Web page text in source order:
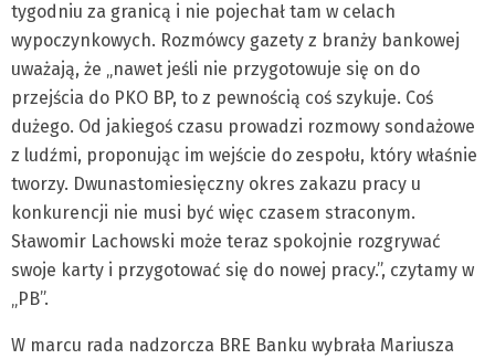
tygodniu za granicą i nie pojechał tam w celach
wypoczynkowych. Rozmówcy gazety z branży bankowej
uważają, że „nawet jeśli nie przygotowuje się on do
przejścia do PKO BP, to z pewnością coś szykuje. Coś
dużego. Od jakiegoś czasu prowadzi rozmowy sondażowe
z ludźmi, proponując im wejście do zespołu, który właśnie
tworzy. Dwunastomiesięczny okres zakazu pracy u
konkurencji nie musi być więc czasem straconym.
Sławomir Lachowski może teraz spokojnie rozgrywać
swoje karty i przygotować się do nowej pracy.”, czytamy w
„PB”.
W marcu rada nadzorcza BRE Banku wybrała Mariusza